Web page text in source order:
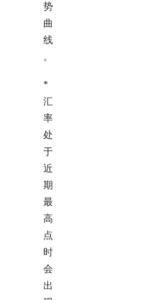
势
曲
线
。
*
汇
率
处
于
近
期
最
高
点
时
会
出